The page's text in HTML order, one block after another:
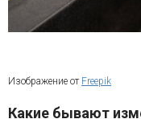
Изображение от Freepik
Какие бывают